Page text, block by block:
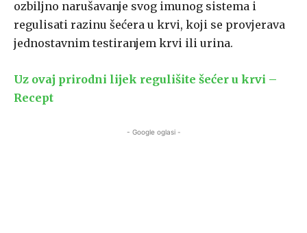
ozbiljno narušavanje svog imunog sistema i
regulisati razinu šećera u krvi, koji se provjerava
jednostavnim testiranjem krvi ili urina.
Uz ovaj prirodni lijek regulišite šećer u krvi –
Recept
- Google oglasi -